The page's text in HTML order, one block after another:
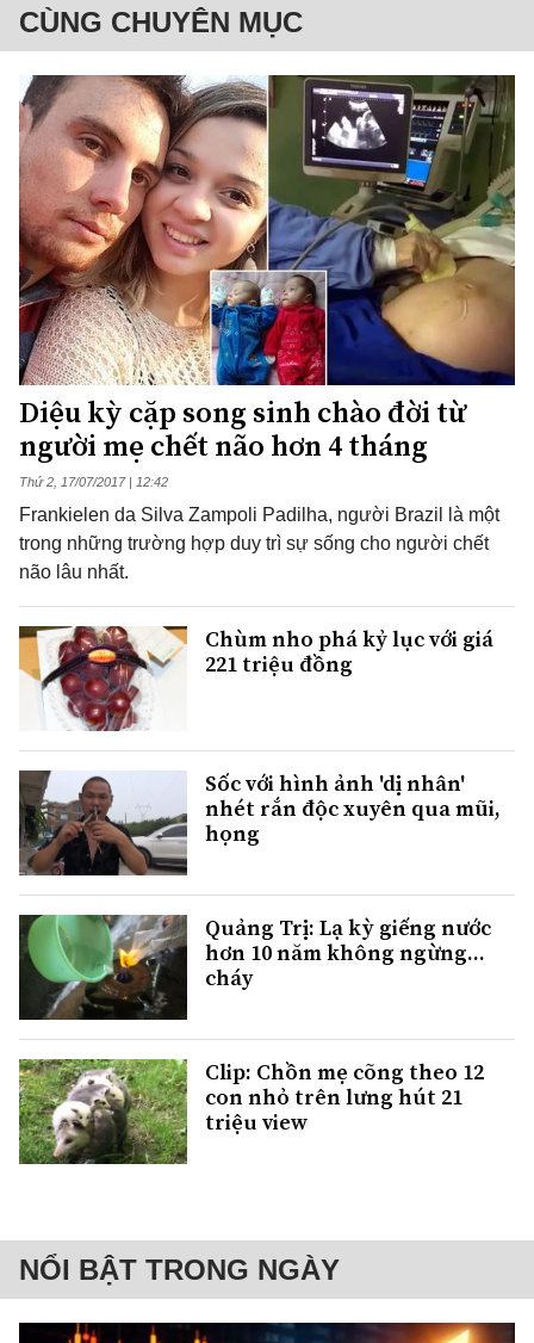
CÙNG CHUYÊN MỤC
Diệu kỳ cặp song sinh chào đời từ
người mẹ chết não hơn 4 tháng
Thứ 2, 17/07/2017 | 12:42
Frankielen da Silva Zampoli Padilha, người Brazil là một
trong những trường hợp duy trì sự sống cho người chết
não lâu nhất.
Chùm nho phá kỷ lục với giá
221 triệu đồng
Sốc với hình ảnh 'dị nhân'
nhét rắn độc xuyên qua mũi,
họng
Quảng Trị: Lạ kỳ giếng nước
hơn 10 năm không ngừng...
cháy
Clip: Chồn mẹ cõng theo 12
con nhỏ trên lưng hút 21
triệu view
NỔI BẬT TRONG NGÀY